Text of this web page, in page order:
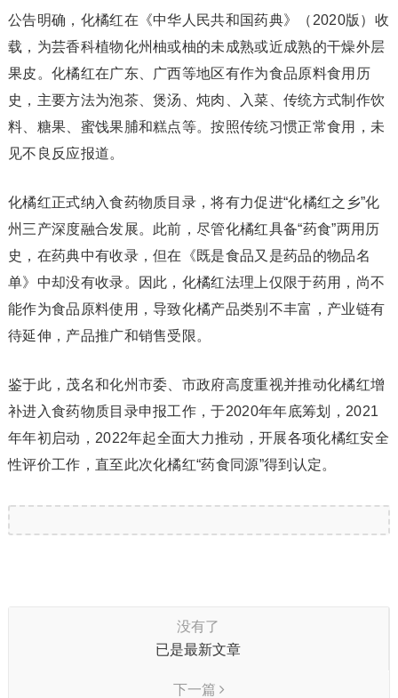
公告明确，化橘红在《中华人民共和国药典》（2020版）收
载，为芸香科植物化州柚或柚的未成熟或近成熟的干燥外层
果皮。化橘红在广东、广西等地区有作为食品原料食用历
史，主要方法为泡茶、煲汤、炖肉、入菜、传统方式制作饮
料、糖果、蜜饯果脯和糕点等。按照传统习惯正常食用，未
见不良反应报道。
化橘红正式纳入食药物质目录，将有力促进“化橘红之乡”化
州三产深度融合发展。此前，尽管化橘红具备“药食”两用历
史，在药典中有收录，但在《既是食品又是药品的物品名
单》中却没有收录。因此，化橘红法理上仅限于药用，尚不
能作为食品原料使用，导致化橘产品类别不丰富，产业链有
待延伸，产品推广和销售受限。
鉴于此，茂名和化州市委、市政府高度重视并推动化橘红增
补进入食药物质目录申报工作，于2020年年底筹划，2021
年年初启动，2022年起全面大力推动，开展各项化橘红安全
性评价工作，直至此次化橘红“药食同源”得到认定。
没有了
已是最新文章
下一篇